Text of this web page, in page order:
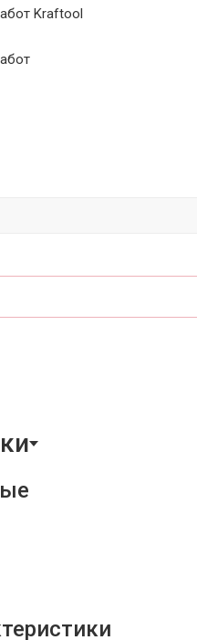
Kraftool